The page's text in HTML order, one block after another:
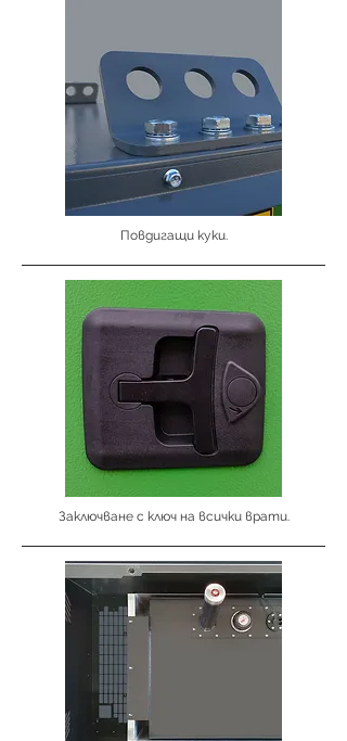
Повдигащи куки.
Заключване с ключ на всички врати.